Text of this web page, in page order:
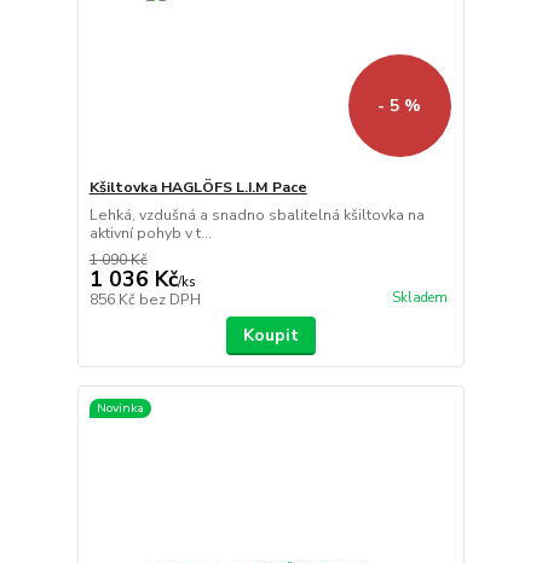
- 5 %
Kšiltovka HAGLÖFS L.I.M Pace
Lehká, vzdušná a snadno sbalitelná kšiltovka na
aktivní pohyb v t...
1 090 Kč
1 036 Kč/ks
856 Kč bez DPH Skladem
Koupit
Novinka